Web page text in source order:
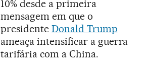
10% desde a primeira
mensagem em que o
presidente Donald Trump
ameaça intensificar a guerra
tarifária com a China.